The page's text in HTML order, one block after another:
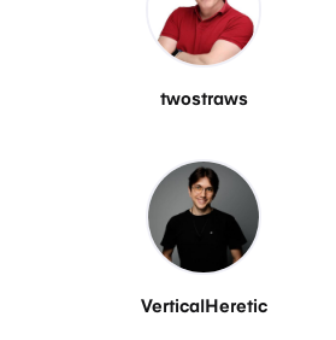
twostraws
VerticalHeretic